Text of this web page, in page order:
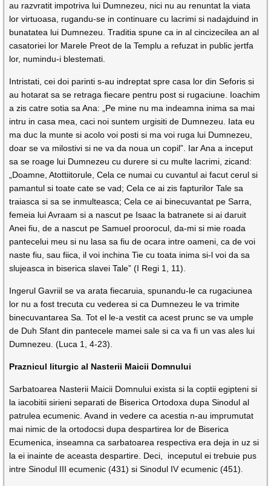
au razvratit impotriva lui Dumnezeu, nici nu au renuntat la viata
lor virtuoasa, rugandu-se in continuare cu lacrimi si nadajduind in
bunatatea lui Dumnezeu. Traditia spune ca in al cincizecilea an al
casatoriei lor Marele Preot de la Templu a refuzat in public jertfa
lor, numindu-i blestemati.
Intristati, cei doi parinti s-au indreptat spre casa lor din Seforis si
au hotarat sa se retraga fiecare pentru post si rugaciune. Ioachim
a zis catre sotia sa Ana: „Pe mine nu ma indeamna inima sa mai
intru in casa mea, caci noi suntem urgisiti de Dumnezeu. Iata eu
ma duc la munte si acolo voi posti si ma voi ruga lui Dumnezeu,
doar se va milostivi si ne va da noua un copil”. Iar Ana a inceput
sa se roage lui Dumnezeu cu durere si cu multe lacrimi, zicand:
„Doamne, Atottiitorule, Cela ce numai cu cuvantul ai facut cerul si
pamantul si toate cate se vad; Cela ce ai zis fapturilor Tale sa
traiasca si sa se inmulteasca; Cela ce ai binecuvantat pe Sarra,
femeia lui Avraam si a nascut pe Isaac la batranete si ai daruit
Anei fiu, de a nascut pe Samuel proorocul, da-mi si mie roada
pantecelui meu si nu lasa sa fiu de ocara intre oameni, ca de voi
naste fiu, sau fiica, il voi inchina Tie cu toata inima si-l voi da sa
slujeasca in biserica slavei Tale” (I Regi 1, 11).
Ingerul Gavriil se va arata fiecaruia, spunandu-le ca rugaciunea
lor nu a fost trecuta cu vederea si ca Dumnezeu le va trimite
binecuvantarea Sa. Tot el le-a vestit ca acest prunc se va umple
de Duh Sfant din pantecele mamei sale si ca va fi un vas ales lui
Dumnezeu. (Luca 1, 4-23).
Praznicul liturgic al Nasterii Maicii Domnului
Sarbatoarea Nasterii Maicii Domnului exista si la coptii egipteni si
la iacobitii sirieni separati de Biserica Ortodoxa dupa Sinodul al
patrulea ecumenic. Avand in vedere ca acestia n-au imprumutat
mai nimic de la ortodocsi dupa despartirea lor de Biserica
Ecumenica, in­seamna ca sarbatoarea respectiva era deja in uz si
la ei inainte de aceasta despartire. Deci, inceputul ei trebuie pus
intre Sinodul III ecumenic (431) si Sinodul IV ecumenic (451).